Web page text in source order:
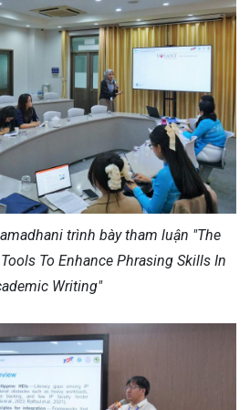
trình bày tham luận "The
To Enhance Phrasing Skills In
Writing"